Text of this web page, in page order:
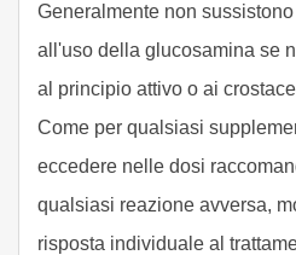
Generalmente non
all'uso della glucosamina se
al principio attivo o ai
Come per qualsiasi
eccedere nelle dosi
qualsiasi reazione avversa,
risposta individuale al